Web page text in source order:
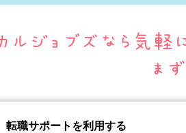
転職サポートを利用する